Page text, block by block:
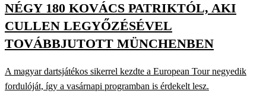
NÉGY 180 KOVÁCS PATRIKTÓL, AKI
CULLEN LEGYŐZÉSÉVEL
TOVÁBBJUTOTT MÜNCHENBEN
A magyar dartsjátékos sikerrel kezdte a European Tour negyedik
fordulóját, így a vasárnapi programban is érdekelt lesz.